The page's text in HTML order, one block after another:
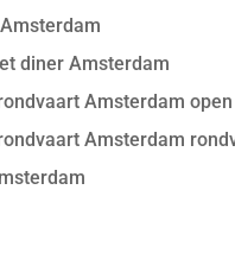
diner Amsterdam
Amsterdam
Amsterdam